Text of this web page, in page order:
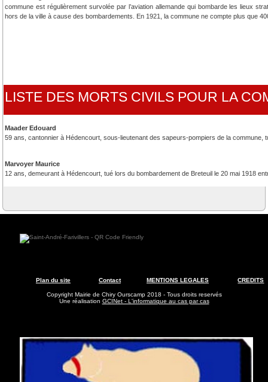
commune est régulièrement survolée par l’aviation allemande qui bombarde les lieux
hors de la ville à cause des bombardements. En 1921, la commune ne compte plus que
LISTE DES MORTS CIVILS POUR LA
Maader Edouard
59 ans, cantonnier à Hédencourt, sous-lieutenant des sapeurs-pompiers de la commune,
Marvoyer Maurice
12 ans, demeurant à Hédencourt, tué lors du bombardement de Breteuil le 20 mai 1918
Plan du site Contact MENTIONS LEGALES CREDITS
Copyright Mairie de Chiry Ourscamp 2018 - Tous droits reservés
Une réalisation GCINet - L'informatique au cas par cas